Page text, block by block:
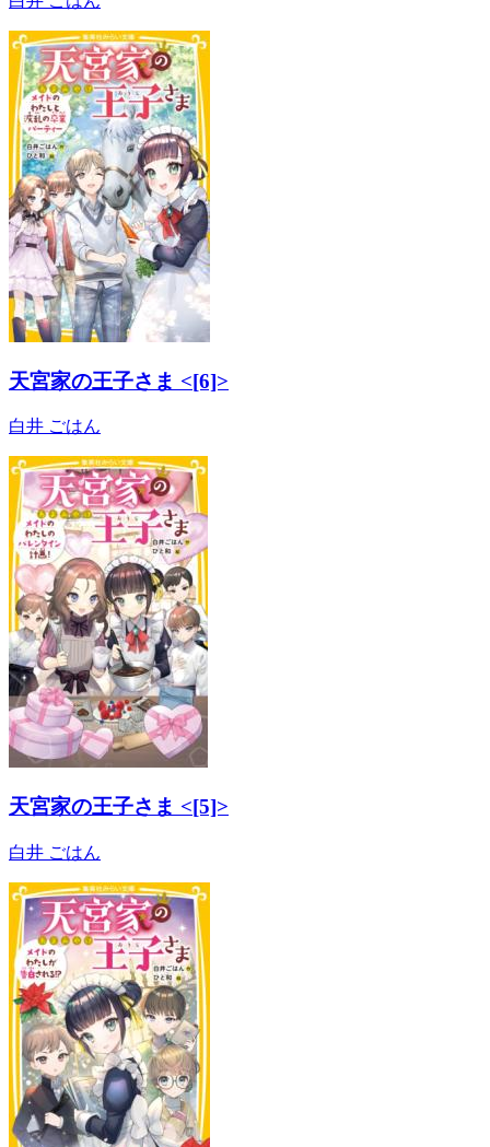
天宮家の王子さま <[6]>
白井 ごはん
天宮家の王子さま <[5]>
白井 ごはん